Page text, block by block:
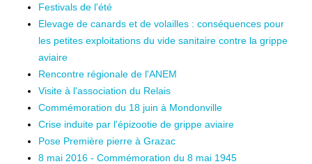
Festivals de l'été
Elevage de canards et de volailles : conséquences pour
les petites exploitations du vide sanitaire contre la grippe
aviaire
Rencontre régionale de l'ANEM
Visite à l'association du Relais
Commémoration du 18 juin à Mondonville
Crise induite par l'épizootie de grippe aviaire
Pose Première pierre à Grazac
8 mai 2016 - Commémoration du 8 mai 1945